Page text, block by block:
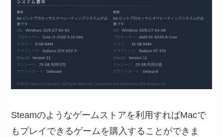
Steamのようなゲームストアを利用すればMacで
もプレイできるゲームを購入することができま